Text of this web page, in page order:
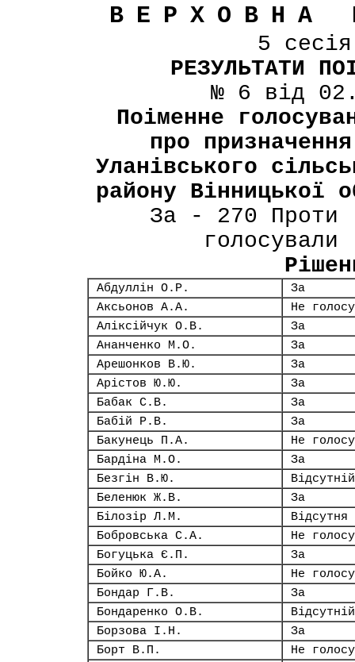
ВЕРХОВНА
5
РЕЗУЛЬТАТИ
№ 6 від
Поіменне
про
Уланівського
району Вінницької
За - 270 Проти
Абдуллін О.Р.
За
Аксьонов А.А.
Не
Аліксійчук О.В.
За
Ананченко М.О.
За
Арешонков В.Ю.
За
Арістов Ю.Ю.
За
Бабак С.В.
За
Бабій Р.В.
За
Бакунець П.А.
Не
Бардіна М.О.
За
Безгін В.Ю.
Відсутній
Беленюк Ж.В.
За
Білозір Л.М.
Відсутня
Бобровська С.А.
Не
Богуцька Є.П.
За
Бойко Ю.А.
Не
Бондар Г.В.
За
Бондаренко О.В.
Відсутній
Борзова І.Н.
За
Борт В.П.
Не